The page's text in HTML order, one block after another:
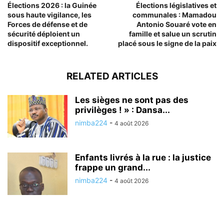
Élections 2026 : la Guinée
sous haute vigilance, les
Forces de défense et de
sécurité déploient un
dispositif exceptionnel.
Élections législatives et
communales : Mamadou
Antonio Souaré vote en
famille et salue un scrutin
placé sous le signe de la paix
RELATED ARTICLES
Les sièges ne sont pas des
privilèges ! » : Dansa...
nimba224 - 4 août 2026
Enfants livrés à la rue : la justice
frappe un grand...
nimba224 - 4 août 2026